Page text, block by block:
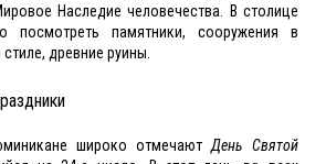
Наследие человечества. В столице
посмотреть памятники, сооружения в
древние руины.
широко отмечают День Святой